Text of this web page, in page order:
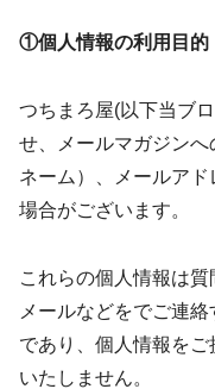
①個人情報の利用目的
つちまろ屋(以下当ブ
せ、メールマガジン
ネーム）、メールアド
場合がございます。
これらの個人情報は
メールなどをでご連
であり、個人情報を
いたしません。